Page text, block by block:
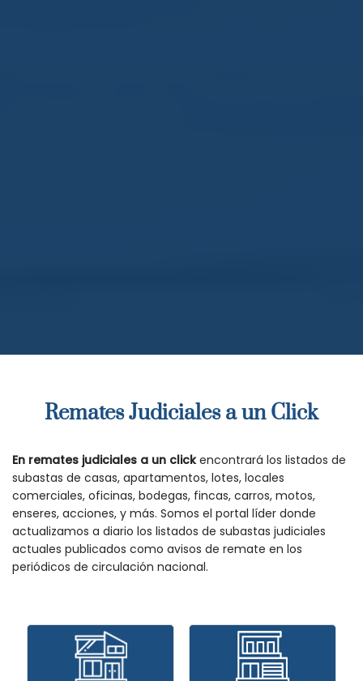
Remates Judiciales a un Click
En remates judiciales a un clickencontrará los listados de
subastas de casas, apartamentos, lotes, locales
comerciales, oficinas, bodegas, fincas, carros, motos,
enseres, acciones, y más. Somos el portal líder donde
actualizamos a diario los listados de subastas judiciales
actuales publicados como avisos de remate en los
periódicos de circulación nacional.